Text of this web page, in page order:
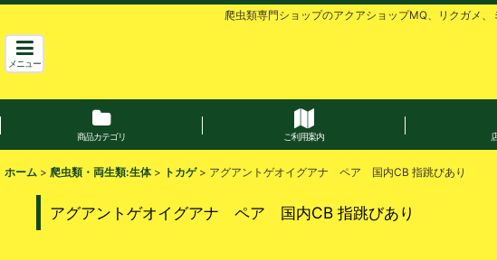
爬虫類専門ショップのアクアショップMQ、リクガメ
メニュー
商品カテゴリ ご利用案内
ホーム > 爬虫類・両生類:生体 > トカゲ > アグアントゲオイグアナ ペア 国内CB 指跳びあり
アグアントゲオイグアナ ペア 国内CB 指跳びあり